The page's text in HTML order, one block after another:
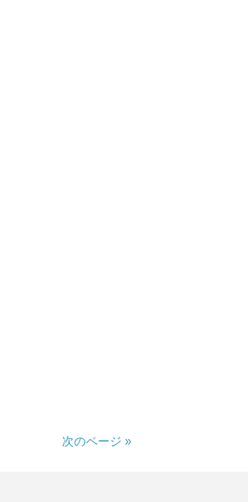
次のページ »